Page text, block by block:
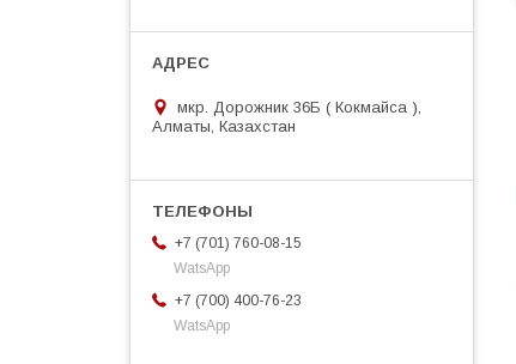
мкр. Дорожник 36Б ( Кокмайса ),
Алматы, Казахстан
+7 (701) 760-08-15
WatsApp
+7 (700) 400-76-23
WatsApp